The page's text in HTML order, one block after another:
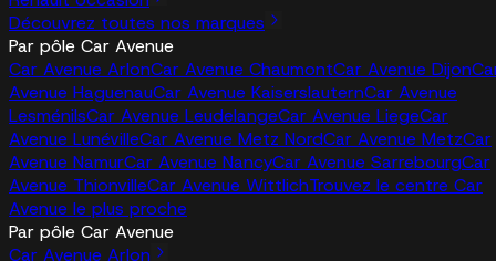
Découvrez toutes nos marques
Par pôle Car Avenue
Car Avenue ArlonCar Avenue ChaumontCar Avenue Dijon
Avenue HaguenauCar Avenue KaiserslauternCar Avenue
LesménilsCar Avenue LeudelangeCar Avenue LiegeCar
Avenue LunévilleCar Avenue Metz NordCar Avenue MetzCar
Avenue NamurCar Avenue NancyCar Avenue SarrebourgCar
Avenue ThionvilleCar Avenue WittlichTrouvez le centre Car
Avenue le plus proche
Par pôle Car Avenue
Car Avenue Arlon